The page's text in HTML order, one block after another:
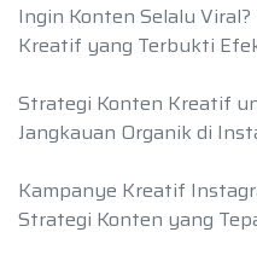
Ingin Konten Selalu
Kreatif yang Terbukti
Strategi Konten Kreatif
Jangkauan Organik di
Kampanye Kreatif
Strategi Konten yang